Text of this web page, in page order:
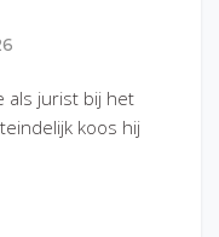
als jurist bij het
koos hij